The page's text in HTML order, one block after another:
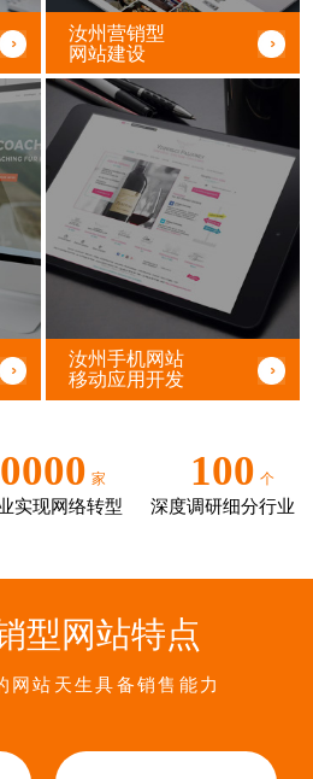
汝州营销型
网站建设
汝州手机网站
移动应用开发
家
实现网络转型
100 个
深度调研细分行业
型网站特点
网站天生具备销售能力